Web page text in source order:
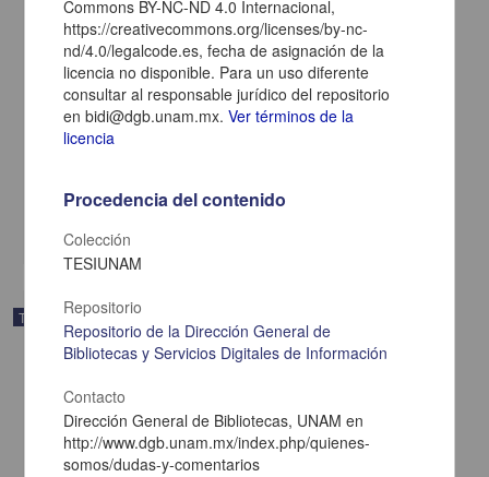
Estudio sobre las representaciones sociales de la violencia en
jóvenes de la Barra Puma Rebel, en el Estadio Olímpico
Universitario México 68
Ciencias Sociales y Económicas
Trabajo de grado
Commons BY-NC-ND 4.0 Internacional,
https://creativecommons.org/licenses/by-nc-
nd/4.0/legalcode.es, fecha de asignación de la
licencia no disponible. Para un uso diferente
consultar al responsable jurídico del repositorio
en bidi@dgb.unam.mx.Ver términos de la
licencia
Procedencia del contenido
Colección
TESIUNAM
Repositorio
Repositorio de la Dirección General de
Bibliotecas y Servicios Digitales de Información
Contacto
Dirección General de Bibliotecas, UNAM en
http://www.dgb.unam.mx/index.php/quienes-
somos/dudas-y-comentarios